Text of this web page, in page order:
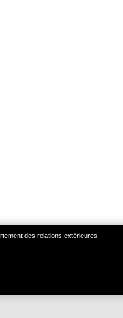
des relations extérieures